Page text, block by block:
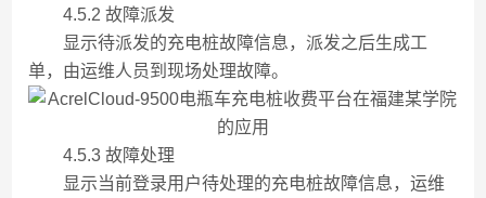
4.5.2 故障派发
显示待派发的充电桩故障信息，派发之后生成工
单，由运维人员到现场处理故障。
4.5.3 故障处理
显示当前登录用户待处理的充电桩故障信息，运维